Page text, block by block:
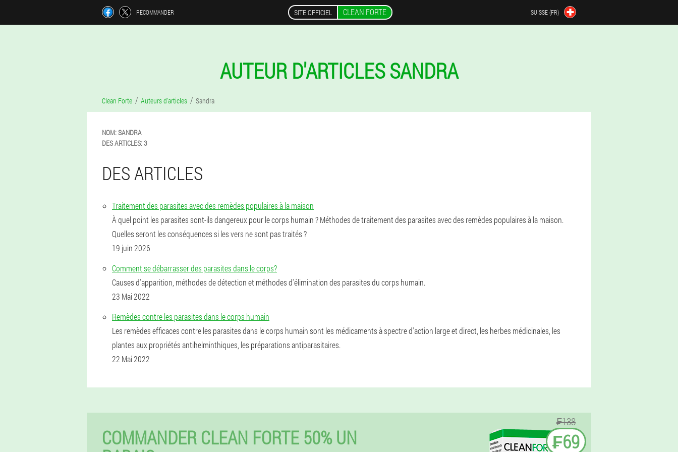
RECOMMANDER SITE OFFICIEL CLEAN FORTE SUISSE (FR)
AUTEUR D'ARTICLES SANDRA
Clean Forte Auteurs d'articles Sandra
NOM:SANDRA
DES ARTICLES:3
DES ARTICLES
Traitement des parasites avec des remèdes populaires à la maison
À quel point les parasites sont-ils dangereux pour le corps humain ? Méthodes de traitement des parasites avec des remèdes populaires à la maison.
Quelles seront les conséquences si les vers ne sont pas traités ?
19 juin 2026
Comment se débarrasser des parasites dans le corps?
Causes d'apparition, méthodes de détection et méthodes d'élimination des parasites du corps humain.
23 Mai 2022
Remèdes contre les parasites dans le corps humain
Les remèdes efficaces contre les parasites dans le corps humain sont les médicaments à spectre d'action large et direct, les herbes médicinales, les
plantes aux propriétés antihelminthiques, les préparations antiparasitaires.
22 Mai 2022
COMMANDER CLEAN FORTE 50% UN
₣138
₣69